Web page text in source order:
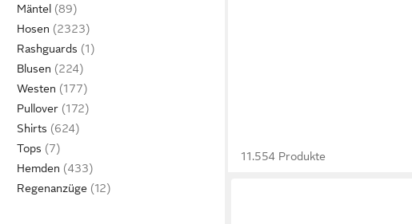
Mäntel
Hosen
Rashguards
Blusen
Westen
Pullover
Shirts
Tops
Hemden
Regenanzüge
11.554 Produkte